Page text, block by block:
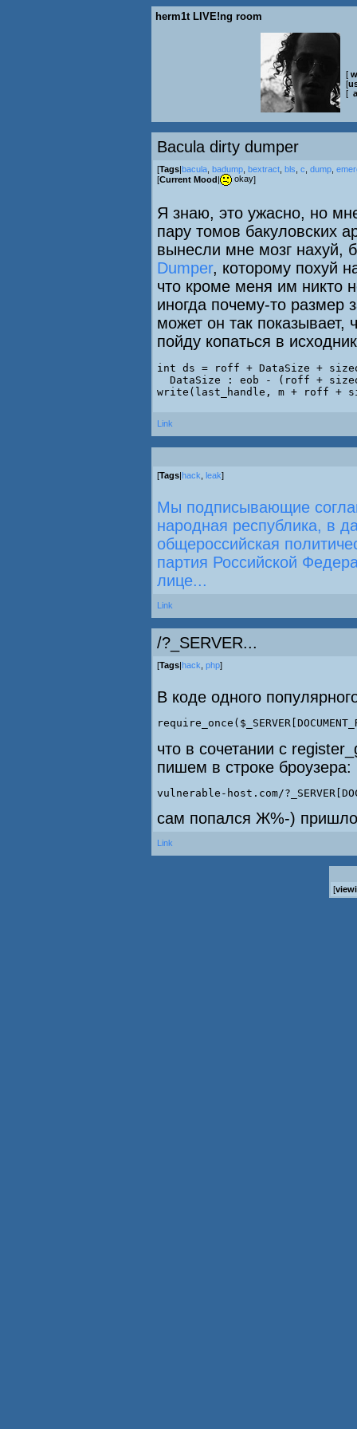
herm1t LIVE!ng room
[
[
[
Bacula dirty dumper
[Tags bacula badump bextract bls c dump
[Current Mood okay]
Я знаю, это ужасно, но
пару томов бакуловских
вынесли мне мозг нахуй,
Dumper, которому похуй
что кроме меня им никто
иногда почему-то размер
может он так показывает,
пойду копаться в
int ds = roff + DataSize +
DataSize : eob - (roff +
Link
[Tags|hack leak]
Мы подписывающие
народная республика, в
общероссийская
партия Российской
лице...
Link
/?_SERVER...
[Tags|hack php]
В коде одного
что в сочетании с
пишем в строке броузера:
vulnerable-host.com/
сам попался Ж%-)
Link
[